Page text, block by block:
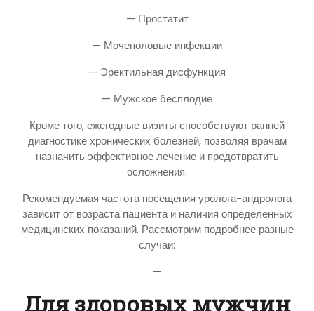
— Простатит
— Мочеполовые инфекции
— Эректильная дисфункция
— Мужское бесплодие
Кроме того, ежегодные визиты способствуют ранней
диагностике хронических болезней, позволяя врачам
назначить эффективное лечение и предотвратить
осложнения.
Рекомендуемая частота посещения уролога-андролога
зависит от возраста пациента и наличия определенных
медицинских показаний. Рассмотрим подробнее разные
случаи:
—
Для здоровых мужчин